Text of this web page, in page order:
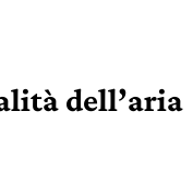
dell’aria